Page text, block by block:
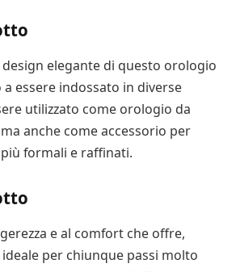
design elegante di questo orologio
essere indossato in diverse
utilizzato come orologio da
anche come accessorio per
formali e raffinati.
e al comfort che offre,
per chiunque passi molto